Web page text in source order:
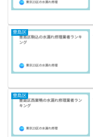
豊島区
豊島区